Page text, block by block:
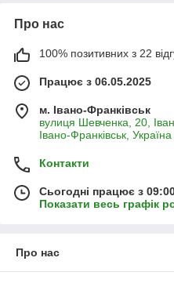
Про нас
100% позитивних з 22
Працює з 06.05.2025
м. Івано-Франківськ
вулиця Шевченка, 20,
Івано-Франківськ, Україна
Контакти
Сьогодні працює з
Показати весь графік
Про нас